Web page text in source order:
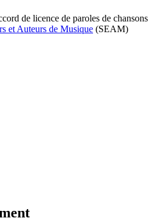
de licence de paroles de chansons
et Auteurs de Musique (SEAM)